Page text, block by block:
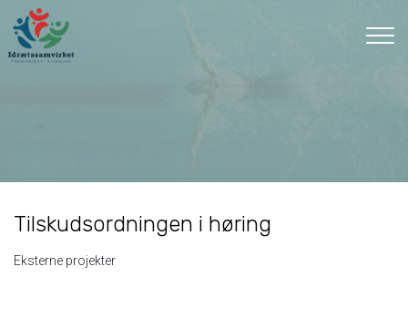
hovedindhold
Tilskudsordningen i høring
Eksterne projekter